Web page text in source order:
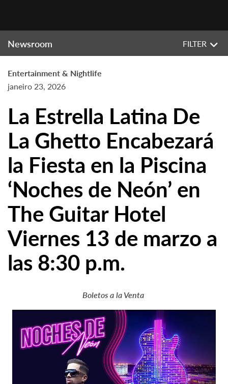
Newsroom FILTER
Entertainment & Nightlife
janeiro 23, 2026
La Estrella Latina De
La Ghetto Encabezará
la Fiesta en la Piscina
‘Noches de Neón’ en
The Guitar Hotel
Viernes 13 de marzo a
las 8:30 p.m.
Boletos a la Venta